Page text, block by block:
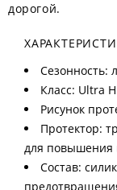
дорогой.
Сезонность:
Класс: Ultra
Рисунок
Протектор:
для повышения
Состав: